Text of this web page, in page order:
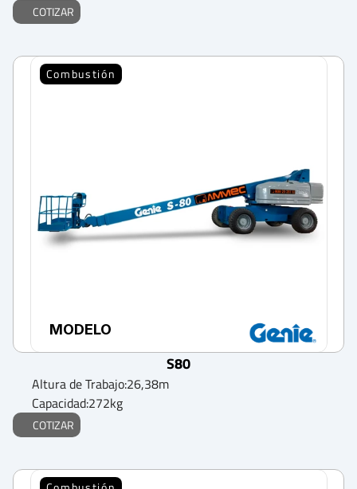
COTIZAR
Combustión
MODELO
S80
Altura de Trabajo:26,38m
Capacidad:272kg
COTIZAR